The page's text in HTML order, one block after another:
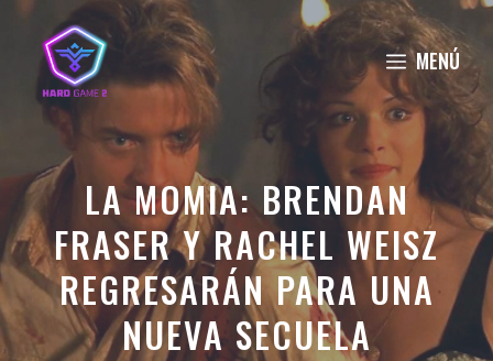
Saltar
contenido
MENÚ
LA MOMIA: BRENDAN
FRASER Y RACHEL WEISZ
REGRESARÁN PARA UNA
NUEVA SECUELA